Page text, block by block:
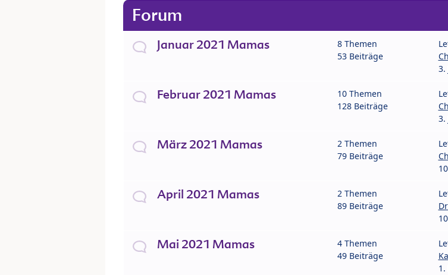
Forum
Januar 2021 Mamas
8 Themen
53 Beiträge
3.
Februar 2021 Mamas
10 Themen
128 Beiträge
3.
März 2021 Mamas
2 Themen
79 Beiträge
April 2021 Mamas
2 Themen
89 Beiträge
Mai 2021 Mamas
4 Themen
49 Beiträge